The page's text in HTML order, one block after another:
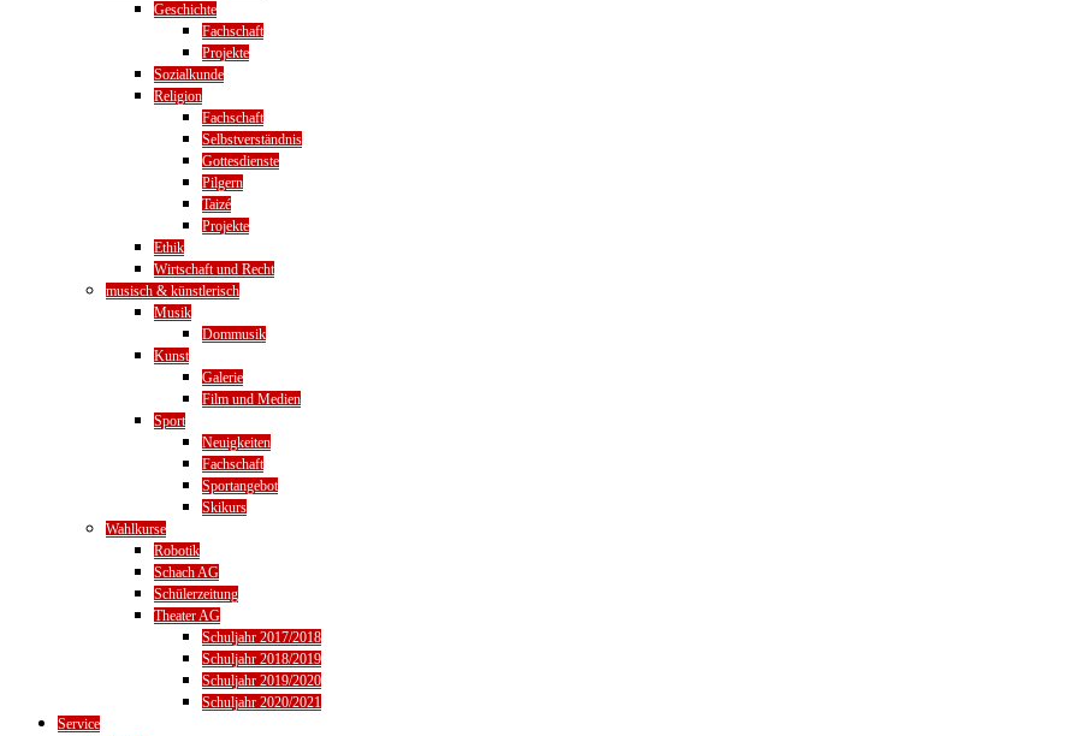
Geschichte
Fachschaft
Projekte
Sozialkunde
Religion
Fachschaft
Selbstverständnis
Gottesdienste
Pilgern
Taizé
Projekte
Ethik
Wirtschaft und Recht
musisch & künstlerisch
Musik
Dommusik
Kunst
Galerie
Film und Medien
Sport
Neuigkeiten
Fachschaft
Sportangebot
Skikurs
Wahlkurse
Robotik
Schach AG
Schülerzeitung
Theater AG
Schuljahr 2017/2018
Schuljahr 2018/2019
Schuljahr 2019/2020
Schuljahr 2020/2021
Service